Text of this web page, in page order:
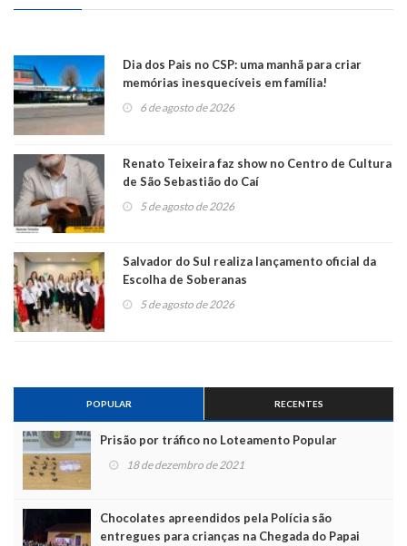
Dia dos Pais no CSP: uma manhã para criar
memórias inesquecíveis em família!
6 de agosto de 2026
Renato Teixeira faz show no Centro de Cultura
de São Sebastião do Caí
5 de agosto de 2026
Salvador do Sul realiza lançamento oficial da
Escolha de Soberanas
5 de agosto de 2026
POPULAR RECENTES
Prisão por tráfico no Loteamento Popular
18 de dezembro de 2021
Chocolates apreendidos pela Polícia são
entregues para crianças na Chegada do Papai